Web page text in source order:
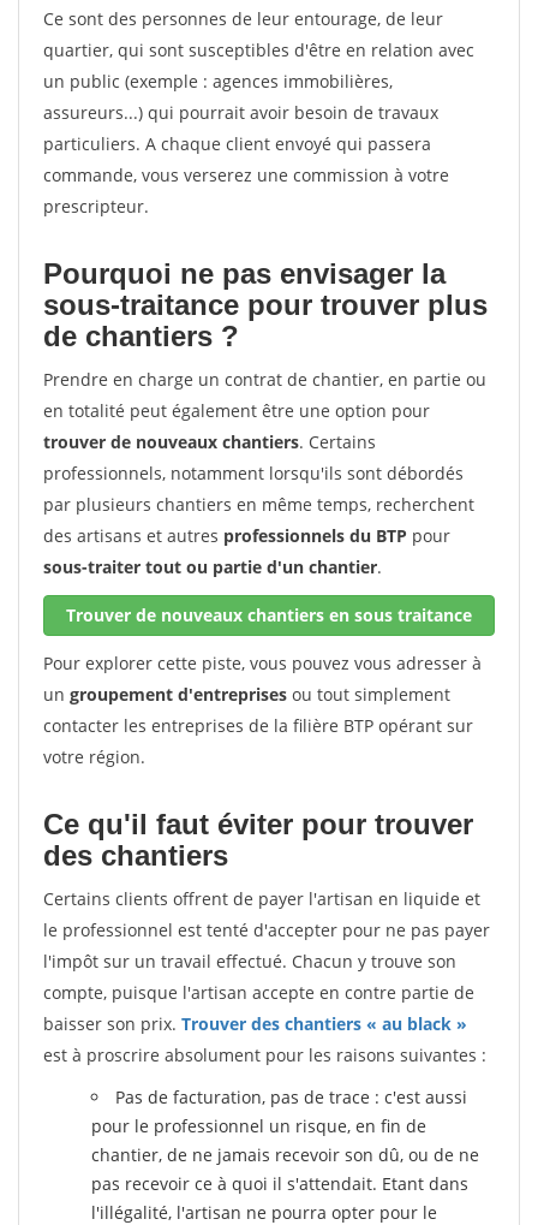
Ce sont des personnes de leur entourage, de leur
quartier, qui sont susceptibles d'être en relation avec
un public (exemple : agences immobilières,
assureurs...) qui pourrait avoir besoin de travaux
particuliers. A chaque client envoyé qui passera
commande, vous verserez une commission à votre
prescripteur.
Pourquoi ne pas envisager la
sous-traitance pour trouver plus
de chantiers ?
Prendre en charge un contrat de chantier, en partie ou
en totalité peut également être une option pour
trouver de nouveaux chantiers. Certains
professionnels, notamment lorsqu'ils sont débordés
par plusieurs chantiers en même temps, recherchent
des artisans et autres professionnels du BTP pour
sous-traiter tout ou partie d'un chantier.
Trouver de nouveaux chantiers en sous traitance
Pour explorer cette piste, vous pouvez vous adresser à
un groupement d'entreprises ou tout simplement
contacter les entreprises de la filière BTP opérant sur
votre région.
Ce qu'il faut éviter pour trouver
des chantiers
Certains clients offrent de payer l'artisan en liquide et
le professionnel est tenté d'accepter pour ne pas payer
l'impôt sur un travail effectué. Chacun y trouve son
compte, puisque l'artisan accepte en contre partie de
baisser son prix. Trouver des chantiers « au black »
est à proscrire absolument pour les raisons suivantes :
Pas de facturation, pas de trace : c'est aussi
pour le professionnel un risque, en fin de
chantier, de ne jamais recevoir son dû, ou de ne
pas recevoir ce à quoi il s'attendait. Etant dans
l'illégalité, l'artisan ne pourra opter pour le